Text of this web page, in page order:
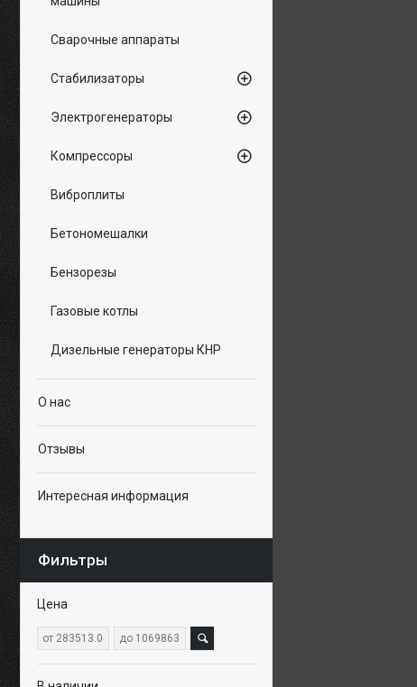
Сварочные аппараты
Стабилизаторы
Электрогенераторы
Компрессоры
Виброплиты
Бетономешалки
Бензорезы
Газовые котлы
Дизельные генераторы КНР
О нас
Отзывы
Интересная информация
Фильтры
Цена